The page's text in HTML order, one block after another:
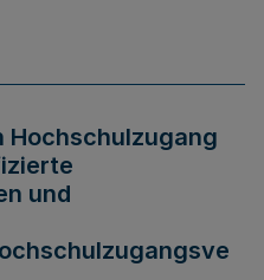
Hochschulzugang
und